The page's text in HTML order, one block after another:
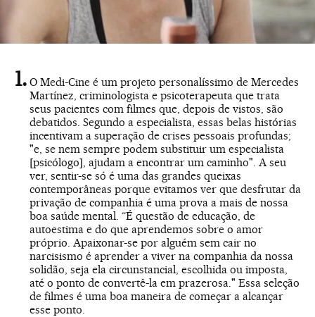
O Medi-Cine é um projeto personalíssimo de Mercedes
Martínez, criminologista e psicoterapeuta que trata
seus pacientes com filmes que, depois de vistos, são
debatidos. Segundo a especialista, essas belas histórias
incentivam a superação de crises pessoais profundas;
"e, se nem sempre podem substituir um especialista
[psicólogo], ajudam a encontrar um caminho". A seu
ver, sentir-se só é uma das grandes queixas
contemporâneas porque evitamos ver que desfrutar da
privação de companhia é uma prova a mais de nossa
boa saúde mental. “É questão de educação, de
autoestima e do que aprendemos sobre o amor
próprio. Apaixonar-se por alguém sem cair no
narcisismo é aprender a viver na companhia da nossa
solidão, seja ela circunstancial, escolhida ou imposta,
até o ponto de convertê-la em prazerosa." Essa seleção
de filmes é uma boa maneira de começar a alcançar
esse ponto.